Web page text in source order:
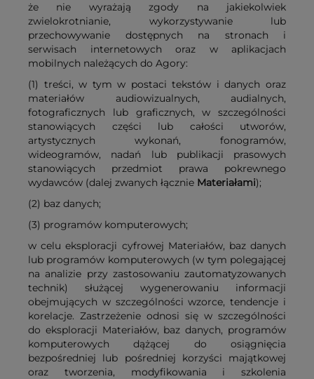
że nie wyrażają zgody na jakiekolwiek
zwielokrotnianie, wykorzystywanie lub
przechowywanie dostępnych na stronach i
serwisach internetowych oraz w aplikacjach
mobilnych należących do Agory:
(1) treści, w tym w postaci tekstów i danych oraz
materiałów audiowizualnych, audialnych,
fotograficznych lub graficznych, w szczególności
stanowiących części lub całości utworów,
artystycznych wykonań, fonogramów,
wideogramów, nadań lub publikacji prasowych
stanowiących przedmiot prawa pokrewnego
wydawców (dalej zwanych łącznie Materiałami);
(2) baz danych;
(3) programów komputerowych;
w celu eksploracji cyfrowej Materiałów, baz danych
lub programów komputerowych (w tym polegającej
na analizie przy zastosowaniu zautomatyzowanych
technik) służącej wygenerowaniu informacji
obejmujących w szczególności wzorce, tendencje i
korelacje. Zastrzeżenie odnosi się w szczególności
do eksploracji Materiałów, baz danych, programów
komputerowych dążącej do osiągnięcia
bezpośredniej lub pośredniej korzyści majątkowej
oraz tworzenia, modyfikowania i szkolenia